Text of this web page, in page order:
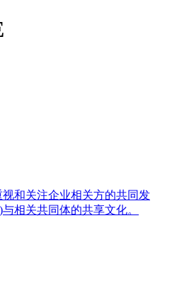
和关注企业相关方的共同发
相关共同体的共享文化。